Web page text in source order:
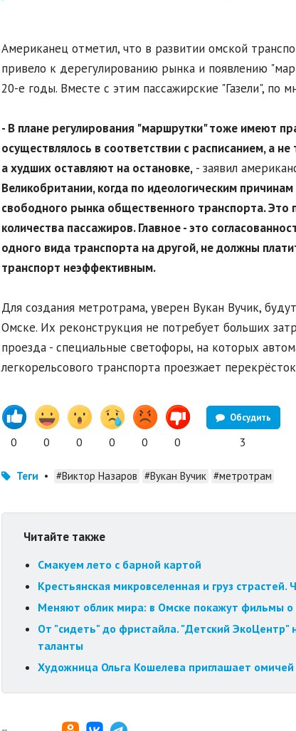
Американец отметил, что в развитии омской
привело к дерегулированию рынка и появлению
20-е годы. Вместе с этим пассажирские "Газели", по
- В плане регулирования "маршрутки" тоже имеют
осуществлялось в соответствии с расписанием, а
а худших оставляют на остановке,- заявил
Великобритании, когда по идеологическим
свободного рынка общественного транспорта. Это
количества пассажиров. Главное - это
одного вида транспорта на другой, не должны
транспорт неэффективным.
Для создания метротрама, уверен Вукан Вучик,
Омске. Их реконструкция не потребует больших
проезда - специальные светофоры, на которых
легкорельсового транспорта проезжает
0 0 0 0 0 0
Обсудить
3
Теги • #Виктор Назаров #Вукан Вучик #метротрам
Читайте также
Смакуем лето с барной картой
Крестьянская микровселенная и груз
Меняют облик мира: в Омске покажут фильмы о
От "сидеть" до фристайла. "Детский ЭкоЦентр"
таланты
Художница Ольга Кошелева приглашает